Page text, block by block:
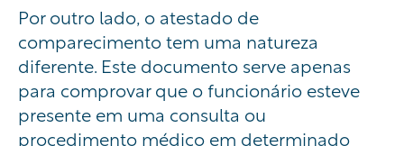
Por outro lado, o atestado de
comparecimento tem uma natureza
diferente. Este documento serve apenas
para comprovar que o funcionário esteve
presente em uma consulta ou
procedimento médico em determinado